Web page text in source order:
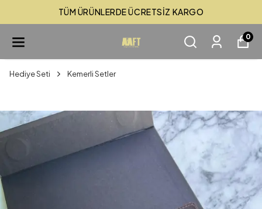
TÜM ÜRÜNLERDE ÜCRETSİZ KARGO
0
Hediye Seti Kemerli Setler